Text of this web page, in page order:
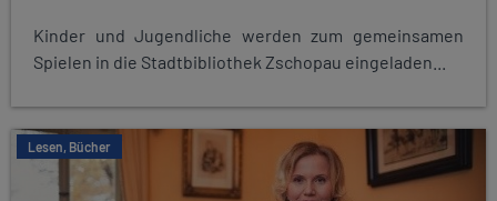
Kinder und Jugendliche werden zum gemeinsamen
Spielen in die Stadtbibliothek Zschopau eingeladen...
Lesen, Bücher